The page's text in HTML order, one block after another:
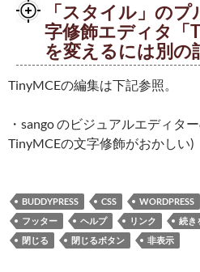
「スタイル」の
字修飾エディタ「
を変えるには別の
TinyMCEの編集は下記参照。
・sango のビジュアルエディタ
TinyMCEの文字修飾がおかしい)
BUDDYPRESS CSS WORDPRESS
フッター
ヘルプ リンク 続き
閉じる
閉じるボタン 非表示